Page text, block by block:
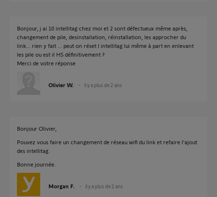
Bonjour, j ai 10 intellitag chez moi et 2 sont défectueux même après,
changement de pile, desinstallation, réinstallation, les approcher du
link... rien y fait ... peut on réset l intellitag lui même à part en enlevant
les pile ou est il HS définitivement ?
Merci de votre réponse
Olivier W. il y a plus de 2 ans
Bonjour Olivier,
Pouvez vous faire un changement de réseau wifi du link et refaire l'ajout
des intellitag.
Bonne journée.
Morgan F. il y a plus de 2 ans